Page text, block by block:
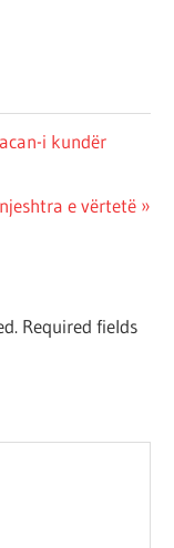
i kundër
e vërtetë
Required fields